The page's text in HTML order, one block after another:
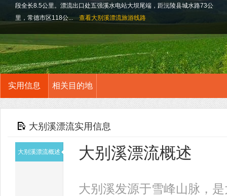
段全长8.5公里。漂流出口处五强溪水电站大坝尾端，距沅陵县城水路73公
里，常德市区118公...
查看大别溪漂流旅游线路
实用信息 相关目的地
大别溪漂流实用信息
大别溪漂流概述 大别溪漂流概述
大别溪发源于雪峰山脉，